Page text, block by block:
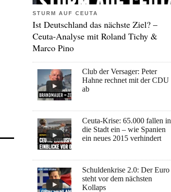
STURM AUF CEUTA
Ist Deutschland das nächste Ziel? –
Ceuta-Analyse mit Roland Tichy &
Marco Pino
Club der Versager: Peter
Hahne rechnet mit der CDU
ab
Ceuta-Krise: 65.000 fallen in
die Stadt ein – wie Spanien
ein neues 2015 verhindert
Schuldenkrise 2.0: Der Euro
steht vor dem nächsten
Kollaps